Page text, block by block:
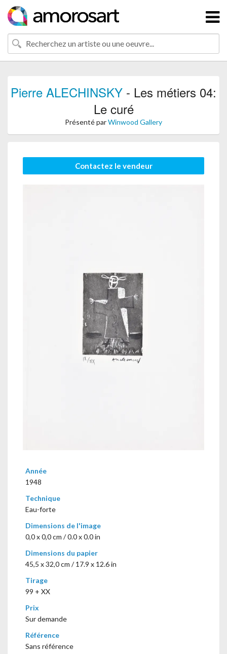
Pierre ALECHINSKY - Les métiers 04:
Le curé
Présenté parWinwood Gallery
Contactez le vendeur
Année
1948
Technique
Eau-forte
Dimensions de l'image
0,0 x 0,0 cm / 0.0 x 0.0 in
Dimensions du papier
45,5 x 32,0 cm / 17.9 x 12.6 in
Tirage
99 + XX
Prix
Sur demande
Référence
Sans référence